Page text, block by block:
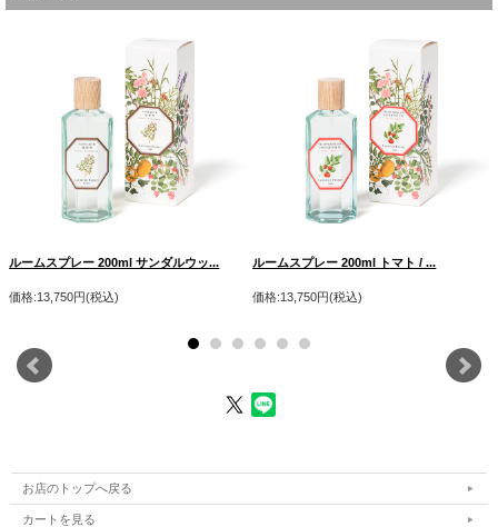
ルームスプレー 200ml サンダルウッ...
価格:13,750円(税込)
ルームスプレー 200ml トマト / ...
価格:13,750円(税込)
お店のトップへ戻る
カートを見る